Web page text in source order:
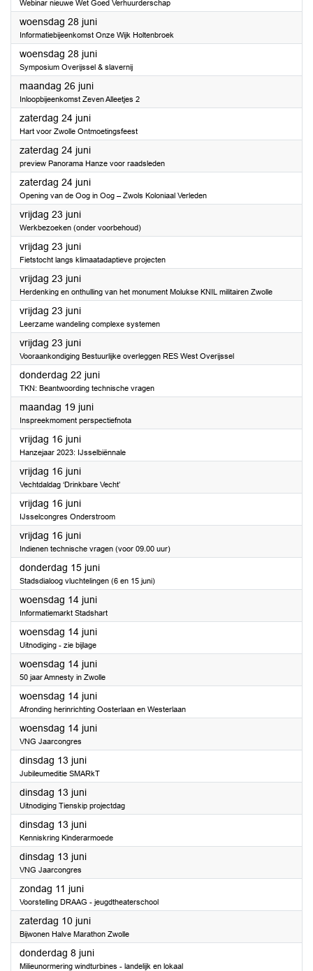
Webinar nieuwe Wet Goed Verhuurderschap
woensdag 28 juni2023
Informatiebijeenkomst Onze Wijk Holtenbroek
woensdag 28 juni2023
Symposium Overijssel & slavernij
maandag 26 juni2023
Inloopbijeenkomst Zeven Alleetjes 2
zaterdag 24 juni2023
Hart voor Zwolle Ontmoetingsfeest
zaterdag 24 juni2023
preview Panorama Hanze voor raadsleden
zaterdag 24 juni2023
Opening van de Oog in Oog – Zwols Koloniaal Verleden
vrijdag 23 juni2023
Werkbezoeken (onder voorbehoud)
vrijdag 23 juni2023
Fietstocht langs klimaatadaptieve projecten
vrijdag 23 juni2023
Herdenking en onthulling van het monument Molukse KNIL militairen Zwolle
vrijdag 23 juni2023
Leerzame wandeling complexe systemen
vrijdag 23 juni2023
Vooraankondiging Bestuurlijke overleggen RES West Overijssel
donderdag 22 juni2023
TKN: Beantwoording technische vragen
maandag 19 juni2023
Inspreekmoment perspectiefnota
vrijdag 16 juni2023
Hanzejaar 2023: IJsselbiënnale
vrijdag 16 juni2023
Vechtdaldag ‘Drinkbare Vecht’
vrijdag 16 juni2023
IJsselcongres Onderstroom
vrijdag 16 juni2023
Indienen technische vragen (voor 09.00 uur)
donderdag 15 juni2023
Stadsdialoog vluchtelingen (6 en 15 juni)
woensdag 14 juni2023
Informatiemarkt Stadshart
woensdag 14 juni2023
Uitnodiging - zie bijlage
woensdag 14 juni2023
50 jaar Amnesty in Zwolle
woensdag 14 juni2023
Afronding herinrichting Oosterlaan en Westerlaan
woensdag 14 juni2023
VNG Jaarcongres
dinsdag 13 juni2023
Jubileumeditie SMARkT
dinsdag 13 juni2023
Uitnodiging Tienskip projectdag
dinsdag 13 juni2023
Kenniskring Kinderarmoede
dinsdag 13 juni2023
VNG Jaarcongres
zondag 11 juni2023
Voorstelling DRAAG - jeugdtheaterschool
zaterdag 10 juni2023
Bijwonen Halve Marathon Zwolle
donderdag 8 juni2023
Milieunormering windturbines - landelijk en lokaal